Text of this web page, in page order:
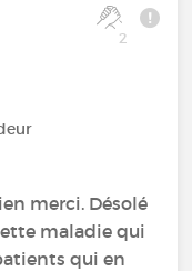
2
merci. Désolé
maladie qui
qui en